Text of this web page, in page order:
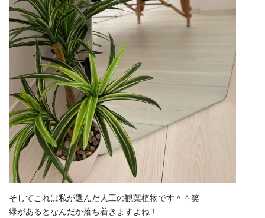
そしてこれは私が選んだ人工の観葉植物です＾＾笑
緑があるとなんだか落ち着きますよね！